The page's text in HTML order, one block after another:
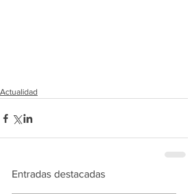
Actualidad
Entradas destacadas